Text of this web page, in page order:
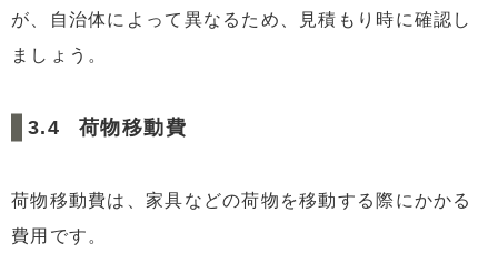
が、自治体によって異なるため、見積もり時に確認し
ましょう。
荷物移動費
荷物移動費は、家具などの荷物を移動する際にかかる
費用です。